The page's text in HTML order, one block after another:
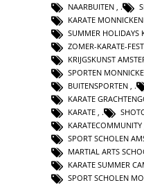
NAARBUITEN
KARATE
SUMMER HOLIDAYS
ZOMER-KARATE-
KRIJGSKUNST
SPORTEN
BUITENSPORTEN
KARATE
KARATE ,
KARATECOMMUNITY
SPORT SCHOLEN
MARTIAL ARTS
KARATE SUMMER
SPORT SCHOLEN